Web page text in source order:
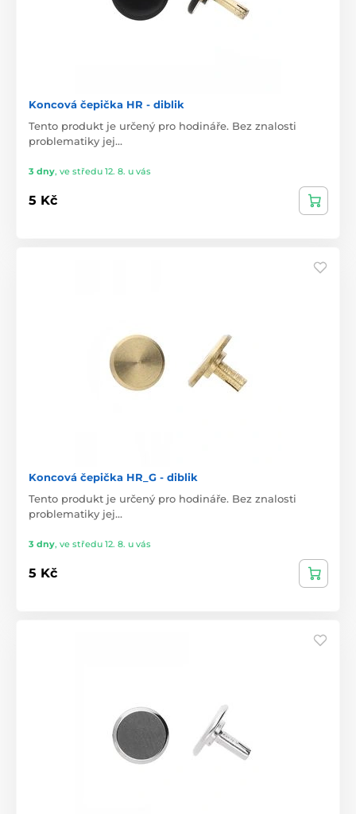
Koncová čepička HR - diblik
Tento produkt je určený pro hodináře. Bez znalosti
problematiky jej…
3 dny, ve středu 12. 8. u vás
5 Kč
Koncová čepička HR_G - diblik
Tento produkt je určený pro hodináře. Bez znalosti
problematiky jej…
3 dny, ve středu 12. 8. u vás
5 Kč